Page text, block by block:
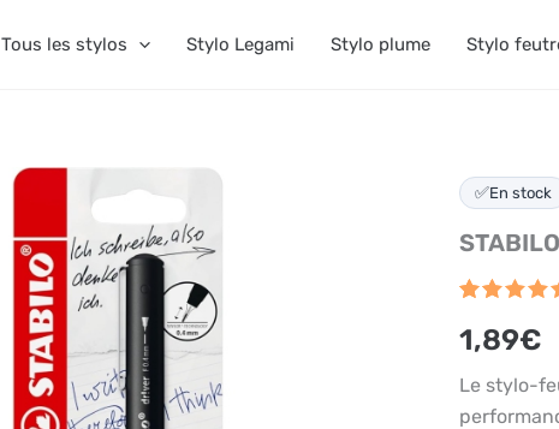
Tous les stylos Stylo Legami Stylo plume Stylo
✅En stock
sur 5
basé
sur
client
1,89€
Le stylo-